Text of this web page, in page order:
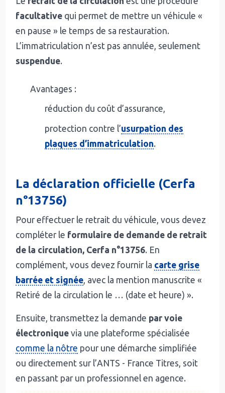
facultative qui permet de mettre un véhicule «
en pause » le temps de sa restauration.
L’immatriculation n’est pas annulée, seulement
suspendue.
Avantages :
réduction du coût d’assurance,
protection contre l’usurpation des
plaques d’immatriculation.
La déclaration officielle (Cerfa
n°13756)
Pour effectuer le retrait du véhicule, vous devez
compléter le formulaire de demande de retrait
de la circulation, Cerfa n°13756. En
complément, vous devez fournir la carte grise
barrée et signée , avec la mention manuscrite «
Retiré de la circulation le … (date et heure) ».
Ensuite, transmettez la demande par voie
électronique via une plateforme spécialisée
comme la nôtre pour une démarche simplifiée
ou directement sur l’ANTS - France Titres, soit
en passant par un professionnel en agence.